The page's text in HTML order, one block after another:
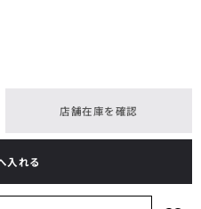
店舗在庫を確認
入れる